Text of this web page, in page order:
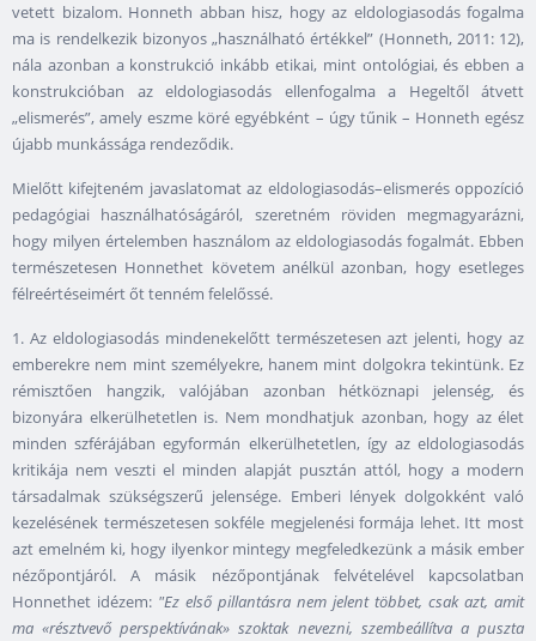
vetett bizalom. Honneth abban hisz, hogy az eldologiasodás fogalma
ma is rendelkezik bizonyos „használható értékkel” (Honneth, 2011: 12),
nála azonban a konstrukció inkább etikai, mint ontológiai, és ebben a
konstrukcióban az eldologiasodás ellenfogalma a Hegeltől átvett
„elismerés”, amely eszme köré egyébként – úgy tűnik – Honneth egész
újabb munkássága rendeződik.
Mielőtt kifejteném javaslatomat az eldologiasodás–elismerés oppozíció
pedagógiai használhatóságáról, szeretném röviden megmagyarázni,
hogy milyen értelemben használom az eldologiasodás fogalmát. Ebben
természetesen Honnethet követem anélkül azonban, hogy esetleges
félreértéseimért őt tenném felelőssé.
1. Az eldologiasodás mindenekelőtt természetesen azt jelenti, hogy az
emberekre nem mint személyekre, hanem mint dolgokra tekintünk. Ez
rémisztően hangzik, valójában azonban hétköznapi jelenség, és
bizonyára elkerülhetetlen is. Nem mondhatjuk azonban, hogy az élet
minden szférájában egyformán elkerülhetetlen, így az eldologiasodás
kritikája nem veszti el minden alapját pusztán attól, hogy a modern
társadalmak szükségszerű jelensége. Emberi lények dolgokként való
kezelésének természetesen sokféle megjelenési formája lehet. Itt most
azt emelném ki, hogy ilyenkor mintegy megfeledkezünk a másik ember
nézőpontjáról. A másik nézőpontjának felvételével kapcsolatban
Honnethet idézem: "Ez első pillantásra nem jelent többet, csak azt, amit
ma «résztvevő perspektívának» szoktak nevezni, szembeállítva a puszta